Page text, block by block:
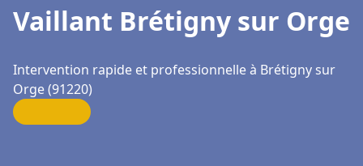
Vaillant Brétigny sur Orge
Intervention rapide et professionnelle à Brétigny sur
Orge (91220)